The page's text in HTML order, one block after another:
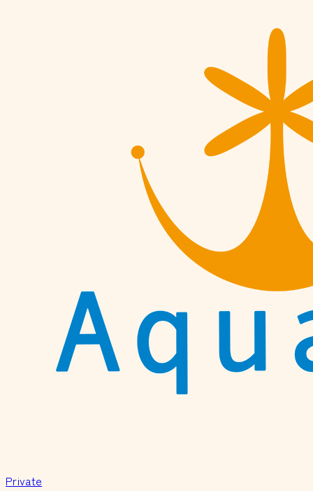
Private